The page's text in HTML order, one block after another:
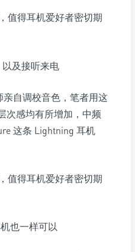
及接听来电
自调校音色，笔者用这
次感均有所增加，中频
这条 Lightning 耳机
也一样可以